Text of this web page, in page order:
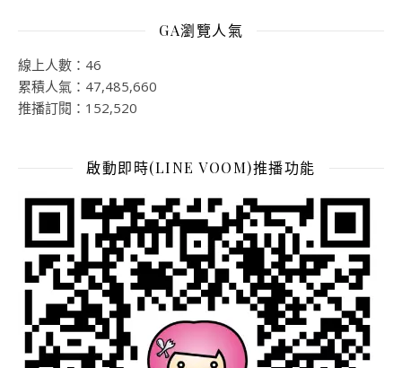
GA瀏覽人氣
線上人數：46
累積人氣：47,485,660
推播訂閱：152,520
啟動即時(LINE VOOM)推播功能